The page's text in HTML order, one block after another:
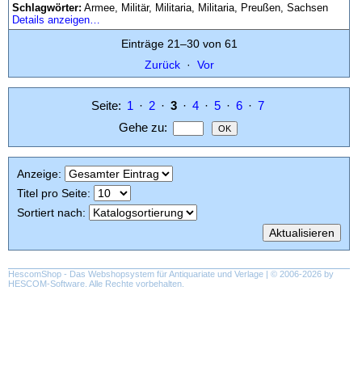
Schlagwörter: Armee, Militär, Militaria, Militaria, Preußen, Sachsen
Details anzeigen…
Einträge 21–30 von 61
Zurück · Vor
Seite: 1 · 2 · 3 · 4 · 5 · 6 · 7
Gehe zu:
Anzeige:
Titel pro Seite:
Sortiert nach:
HescomShop - Das Webshopsystem für Antiquariate und Verlage | © 2006-2026 by
HESCOM-Software . Alle Rechte vorbehalten.